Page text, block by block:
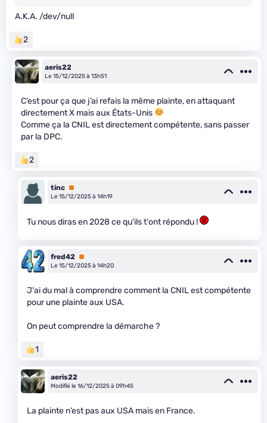
A.K.A. /dev/null
2
aeris22
Le 15/12/2025 à 13h51
C’est pour ça que j’ai refais la même plainte, en attaquant
directement X mais aux États-Unis
Comme ça la CNIL est directement compétente, sans passer
par la DPC.
2
tinc Premium
Le 15/12/2025 à 14h19
Tu nous diras en 2028 ce qu'ils t'ont répondu !
fred42 Premium
Le 15/12/2025 à 14h20
J'ai du mal à comprendre comment la CNIL est compétente
pour une plainte aux USA.
On peut comprendre la démarche ?
1
aeris22
Modifié le 16/12/2025 à 09h45
La plainte n’est pas aux USA mais en France.